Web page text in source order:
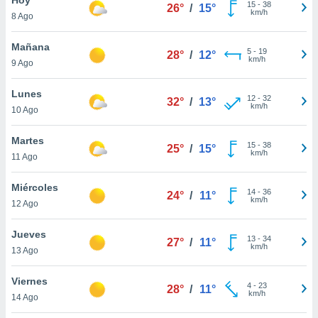
en
más
nuestra
de
cookies
aceptar
8 Ago
26° / 15° 15- 38
km/h
Mañana
9 Ago
28° / 12° 5- 19
km/h
Lunes
10 Ago
32° / 13° 12- 32
km/h
Martes
11 Ago
25° / 15° 15- 38
km/h
Miércoles
12 Ago
24° / 11° 14- 36
km/h
Jueves
13 Ago
27° / 11° 13- 34
km/h
Viernes
14 Ago
28° / 11° 4- 23
km/h